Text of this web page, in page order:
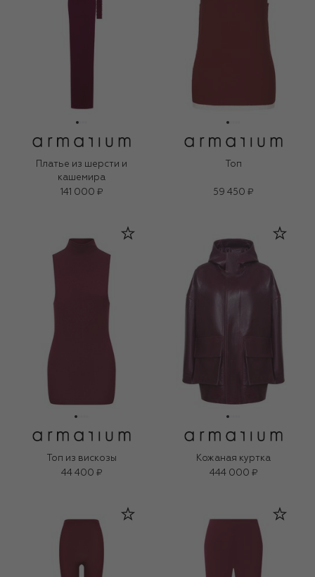
Платье из шерсти и
кашемира
141 000 ₽
Топ
59 450 ₽
Топ из вискозы
44 400 ₽
Кожаная куртка
444 000 ₽